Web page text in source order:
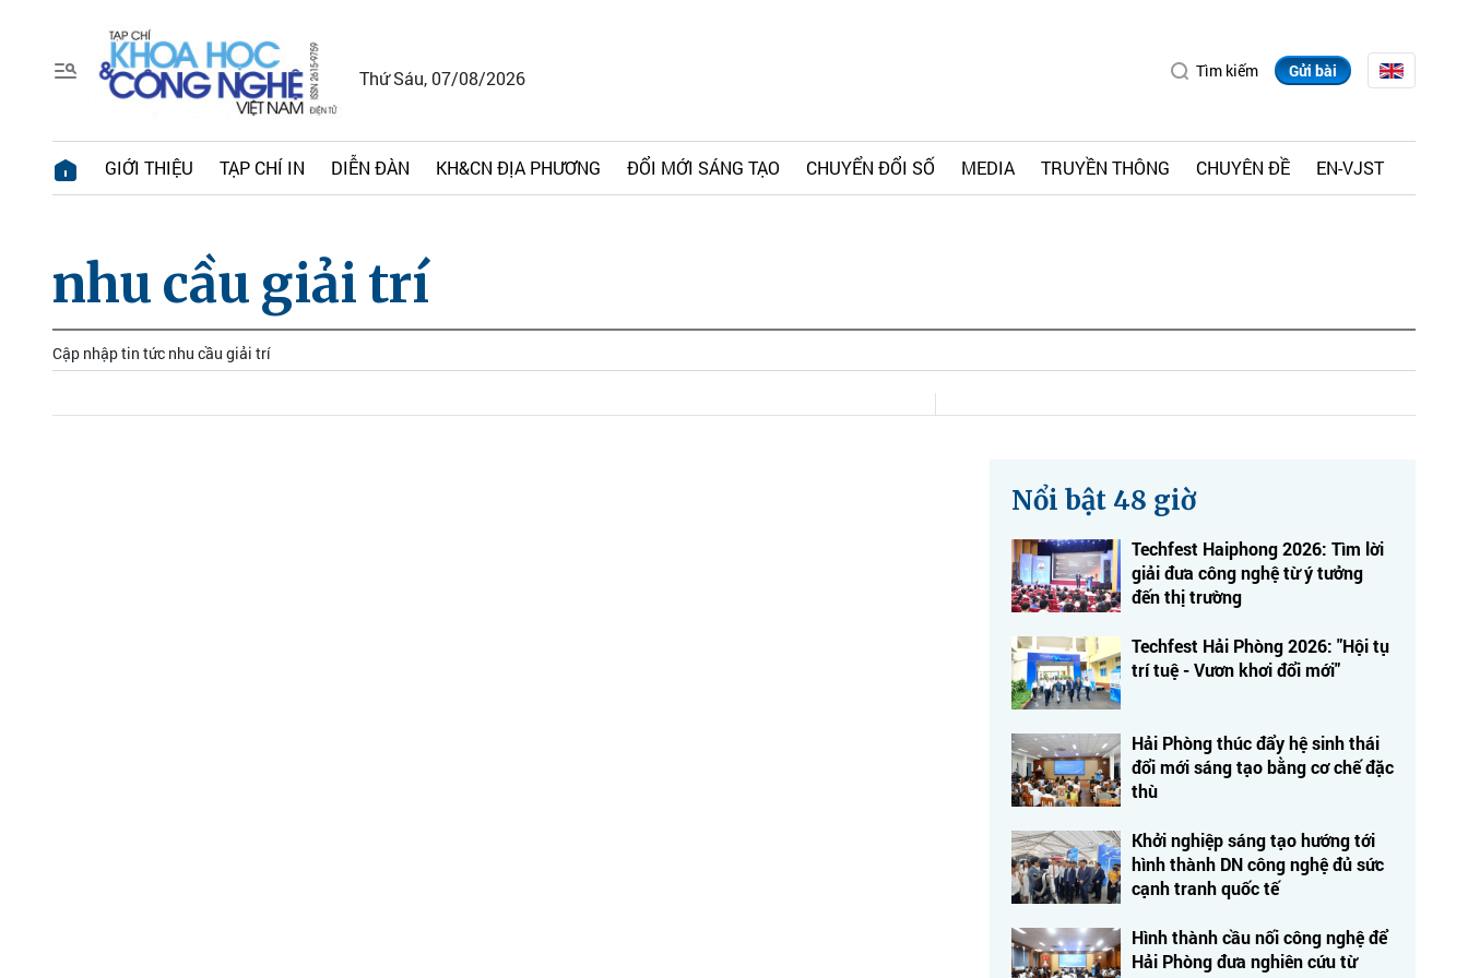
Thứ Sáu, 07/08/2026 Tìm kiếm Gửi bài
GIỚI THIỆU TẠP CHÍ IN DIỄN ĐÀN KH&CN ĐỊA PHƯƠNG ĐỔI MỚI SÁNG TẠO CHUYỂN ĐỔI SỐ MEDIA TRUYỀN THÔNG CHUYÊN ĐỀ EN-VJST
nhu cầu giải trí
Cập nhập tin tức nhu cầu giải trí
Nổi bật 48 giờ
Techfest Haiphong 2026: Tìm lời
giải đưa công nghệ từ ý tưởng
đến thị trường
Techfest Hải Phòng 2026: "Hội tụ
trí tuệ - Vươn khơi đổi mới"
Hải Phòng thúc đẩy hệ sinh thái
đổi mới sáng tạo bằng cơ chế đặc
thù
Khởi nghiệp sáng tạo hướng tới
hình thành DN công nghệ đủ sức
cạnh tranh quốc tế
Hình thành cầu nối công nghệ để
Hải Phòng đưa nghiên cứu từ